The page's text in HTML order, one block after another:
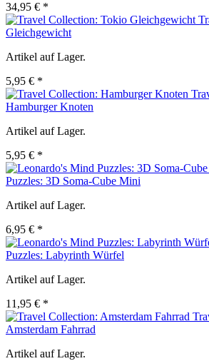
34,95 € *
Gleichgewicht
Artikel auf Lager.
5,95 € *
Hamburger Knoten
Artikel auf Lager.
5,95 € *
Puzzles: 3D Soma-Cube Mini
Artikel auf Lager.
6,95 € *
Puzzles: Labyrinth Würfel
Artikel auf Lager.
11,95 € *
Amsterdam Fahrrad
Artikel auf Lager.